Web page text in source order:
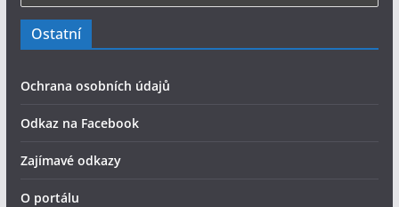
Ostatní
Ochrana osobních údajů
Odkaz na Facebook
Zajímavé odkazy
O portálu